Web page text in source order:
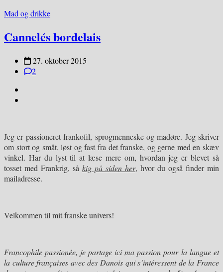
Mad og drikke
Cannelés bordelais
27. oktober 2015
2
Jeg er passioneret frankofil, sprogmenneske og madøre. Jeg skriver
om stort og småt, løst og fast fra det franske, og gerne med en skæv
vinkel. Har du lyst til at læse mere om, hvordan jeg er blevet så
tosset med Frankrig, så kig på siden her, hvor du også finder min
mailadresse.
Velkommen til mit franske univers!
Francophile passionée, je partage ici ma passion pour la langue et
la culture françaises avec des Danois qui s’intéressent de la France